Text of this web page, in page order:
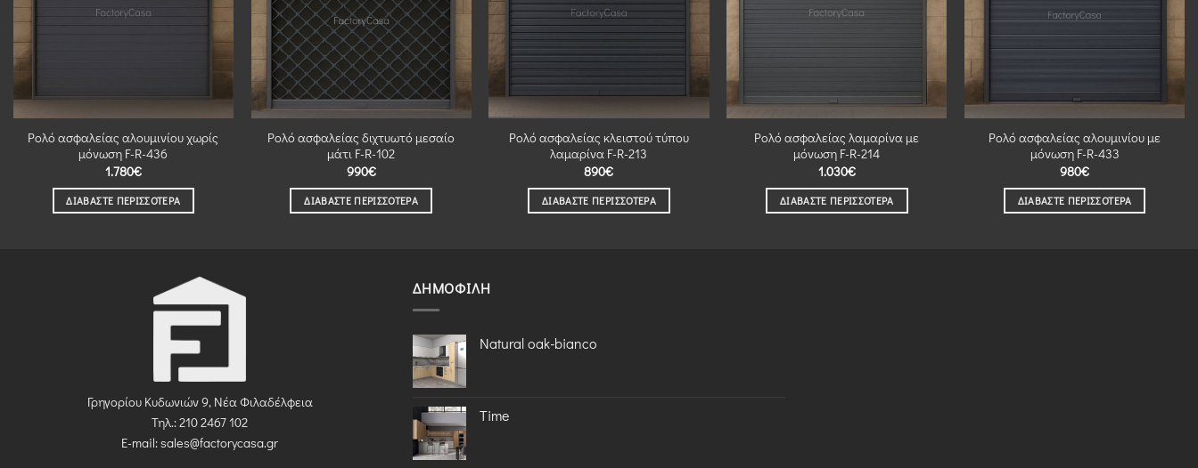
Ρολό ασφαλείας αλουμινίου χωρίς
μόνωση F-R-436
1.780€
ΔΙΑΒΆΣΤΕ ΠΕΡΙΣΣΌΤΕΡΑ
Ρολό ασφαλείας διχτυωτό μεσαίο
μάτι F-R-102
990€
ΔΙΑΒΆΣΤΕ ΠΕΡΙΣΣΌΤΕΡΑ
Ρολό ασφαλείας κλειστού τύπου
λαμαρίνα F-R-213
890€
ΔΙΑΒΆΣΤΕ ΠΕΡΙΣΣΌΤΕΡΑ
Ρολό ασφαλείας λαμαρίνα με
μόνωση F-R-214
1.030€
ΔΙΑΒΆΣΤΕ ΠΕΡΙΣΣΌΤΕΡΑ
Ρολό ασφαλείας αλουμινίου με
μόνωση F-R-433
980€
ΔΙΑΒΆΣΤΕ ΠΕΡΙΣΣΌΤΕΡΑ
Γρηγορίου Κυδωνιών 9, Νέα Φιλαδέλφεια
Τηλ.: 210 2467 102
E-mail:sales@factorycasa.gr
ΔΗΜΟΦΙΛΉ
Natural oak-bianco
Time